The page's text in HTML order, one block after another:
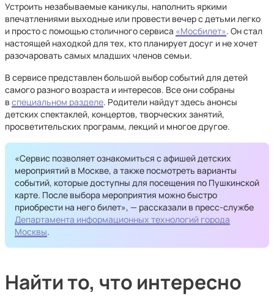
Устроить незабываемые каникулы, наполнить яркими
впечатлениями выходные или провести вечер с детьми легко
и просто с помощью столичного сервиса «Мосбилет». Он стал
настоящей находкой для тех, кто планирует досуг и не хочет
разочаровать самых младших членов семьи.
В сервисе представлен большой выбор событий для детей
самого разного возраста и интересов. Все они собраны
в специальном разделе. Родители найдут здесь анонсы
детских спектаклей, концертов, творческих занятий,
просветительских программ, лекций и многое другое.
«Сервис позволяет ознакомиться с афишей детских
мероприятий в Москве, а также посмотреть варианты
событий, которые доступны для посещения по Пушкинской
карте. После выбора мероприятия можно быстро
приобрести на него билет», — рассказали в пресс-службе
Департамента информационных технологий города
Москвы.
Найти то, что интересно